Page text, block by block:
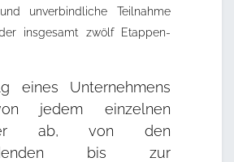
unverbindliche Teilnahme
insgesamt zwölf Etappen-
eines Unternehmens
jedem einzelnen
ab, von den
bis zur